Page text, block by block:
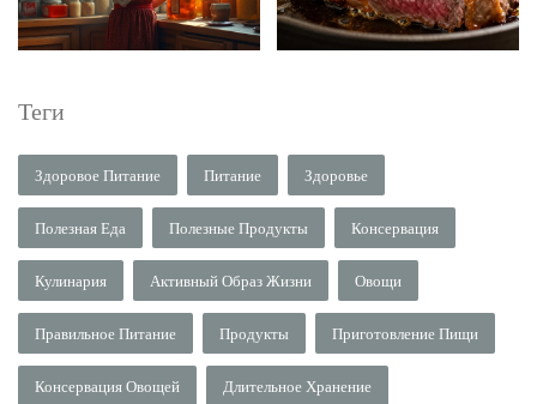
Теги
Здоровое Питание Питание Здоровье
Полезная Еда Полезные Продукты Консервация
Кулинария Активный Образ Жизни Овощи
Правильное Питание Продукты Приготовление Пищи
Консервация Овощей Длительное Хранение